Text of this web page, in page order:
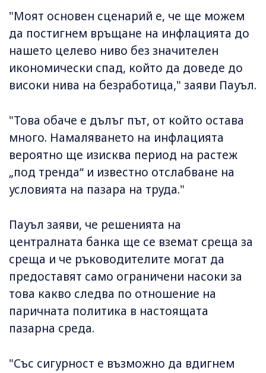
"Моят основен сценарий е, че ще можем
да постигнем връщане на инфлацията до
нашето целево ниво без значителен
икономически спад, който да доведе до
високи нива на безработица," заяви Пауъл.
"Това обаче е дълъг път, от който остава
много. Намаляването на инфлацията
вероятно ще изисква период на растеж
„под тренда“ и известно отслабване на
условията на пазара на труда."
Пауъл заяви, че решенията на
централната банка ще се вземат среща за
среща и че ръководителите могат да
предоставят само ограничени насоки за
това какво следва по отношение на
паричната политика в настоящата
пазарна среда.
"Със сигурност е възможно да вдигнем